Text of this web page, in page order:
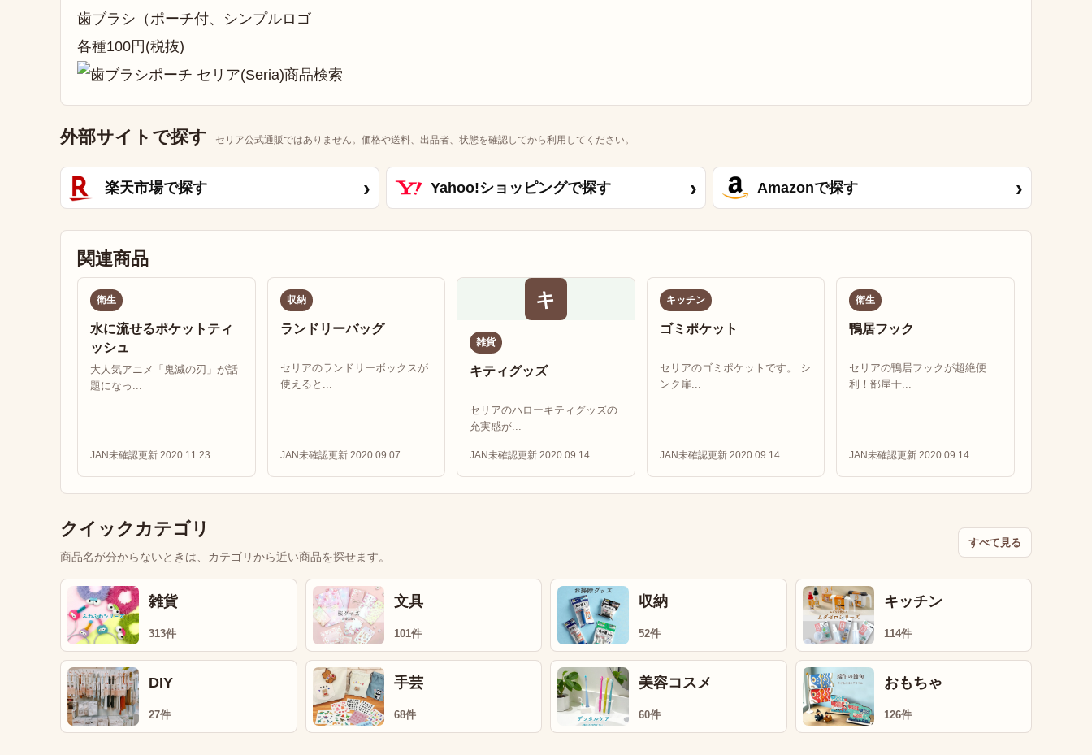
歯ブラシ（ポーチ付、シンプルロゴ
各種100円(税抜)
外部サイトで探す セリア公式通販ではありません。価格や送料、出品者、状態を確認してから利用してください。
楽天市場で探す › Yahoo!ショッピングで探す › Amazonで探す ›
関連商品
衛生
水に流せるポケットティ
ッシュ
大人気アニメ「鬼滅の刃」が話
題になっ...
JAN未確認更新 2020.11.23
収納
ランドリーバッグ
セリアのランドリーボックスが
使えると...
JAN未確認更新 2020.09.07
キ
雑貨
キティグッズ
セリアのハローキティグッズの
充実感が...
JAN未確認更新 2020.09.14
キッチン
ゴミポケット
セリアのゴミポケットです。 シ
ンク扉...
JAN未確認更新 2020.09.14
衛生
鴨居フック
セリアの鴨居フックが超絶便
利！部屋干...
JAN未確認更新 2020.09.14
クイックカテゴリ
商品名が分からないときは、カテゴリから近い商品を探せます。
すべて見る
雑貨
313件
文具
101件
収納
52件
キッチン
114件
DIY
27件
手芸
68件
美容コスメ
60件
おもちゃ
126件